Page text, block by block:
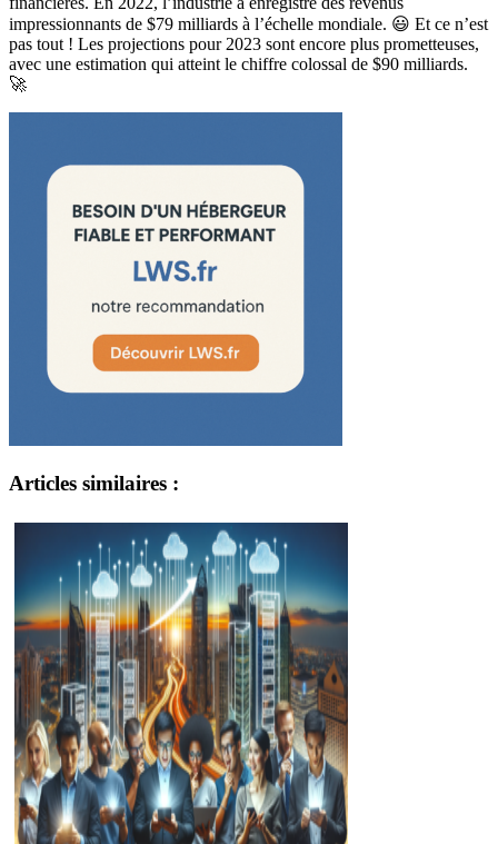
impressionnants de $79 milliards à l’échelle mondiale. 😃 Et ce n’est
pas tout ! Les projections pour 2023 sont encore plus prometteuses,
avec une estimation qui atteint le chiffre colossal de $90 milliards.
🚀
Articles similaires :